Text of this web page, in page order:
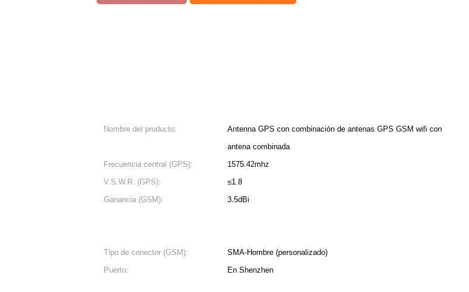
Nombre del producto:
Antenna GPS con combinación de antenas GPS GSM wifi con
antena combinada
Frecuencia central (GPS):
1575.42mhz
V.S.W.R. (GPS):
≤1.8
Ganancia (GSM): 3.5dBi
Tipo de conector (GSM):
SMA-Hombre (personalizado)
Puerto: En Shenzhen